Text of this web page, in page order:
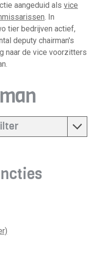
aangeduid als vice
. In
tier bedrijven actief,
deputy chairman's
naar de vice voorzitters